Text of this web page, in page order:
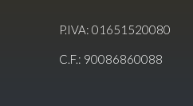
P.IVA: 01651520080
C.F.: 90086860088